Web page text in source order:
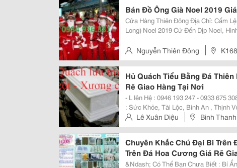
Bán Đồ Ông Già Noel 2019
Cửa Hàng Thiên Đông Địa Chỉ: Cẩm Lệ, Tp Đà Nẵng Hotline: 0984.936.381 (Mr
Long) Noel 2019 Cứ Đến Dịp Noel, Hình Ảnh Những Bộ Trang Phục Giáng Sinh
Phường ... Trang
Nguyễn Thiên Đông
Hủ Quách Tiểu Bằng Đá
Rẽ Giao Hàng Tại Nơi
- L Iên Hệ : 0946 193 247 - 0933 675 308
: Sức Khỏe, Tài Lộc, Bình An , Thịnh Vượng - T Hành Công, May
Gia Đình , Nhờ Vào Trang Trí, Xây Dựng, Vật Phẩm, Linh Vật Tâm Linh
Tiên &Hellip; ...
Lê Xuân Diệu
Binh
Bien Hoa - Dong Nai.
Chuyên Khắc Chú Đại Bi Trên
Trên Đá Hoa Cương Giá Rẽ
&Ndash; Có Thể Bạn Chưa Biết : Bí Ẩn